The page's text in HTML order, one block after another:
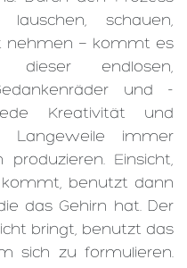
schauen,
nehmen — kommt es
endlosen,
und -
Kreativität und
Langeweile immer
Einsicht,
benutzt dann
das Gehirn hat. Der
bringt, benutzt das
sich zu formulieren.